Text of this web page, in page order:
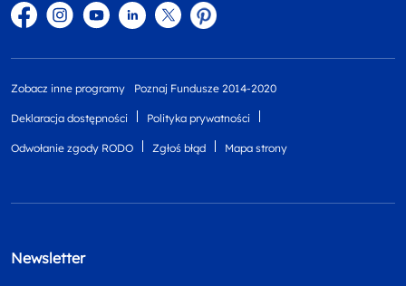
FacebookInstagram
YouTubeLinkedintwitterPinterest
Zobacz inne programy Poznaj Fundusze 2014-2020
Deklaracja dostępności Polityka prywatności
Odwołanie zgody RODO Zgłoś błąd Mapa strony
Newsletter